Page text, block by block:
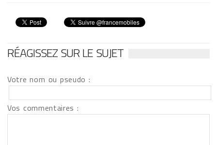
RÉAGISSEZ SUR LE SUJET
Votre nom ou pseudo :
Vos commentaires :